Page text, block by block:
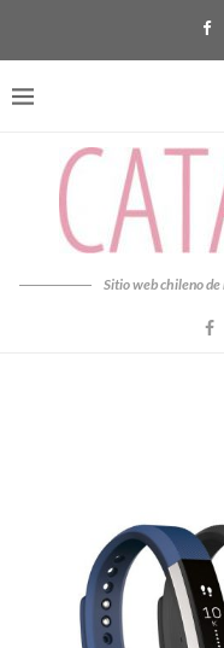
Sitio web chileno